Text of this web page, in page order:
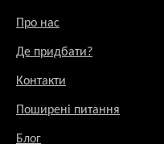
Про нас
Де придбати?
Контакти
Поширені питання
Блог